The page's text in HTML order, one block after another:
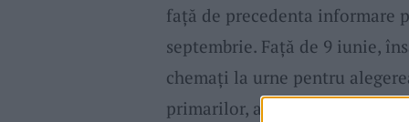
față de precedenta informare
septembrie. Față de 9 iunie,
chemați la urne pentru
primarilor, a consilierilor